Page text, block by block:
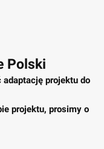
Polski
projektu do
projektu, prosimy o